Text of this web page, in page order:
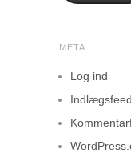
META
Log ind
Indlægsfeed